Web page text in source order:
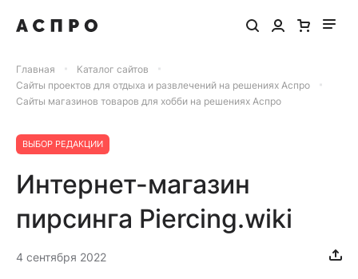
Главная
Каталог сайтов
Сайты проектов для отдыха и развлечений на решениях Аспро
Сайты магазинов товаров для хобби на решениях Аспро
ВЫБОР РЕДАКЦИИ
Интернет-магазин
пирсинга Piercing.wiki
4 сентября 2022